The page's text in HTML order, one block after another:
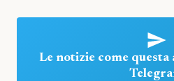
Le notizie come